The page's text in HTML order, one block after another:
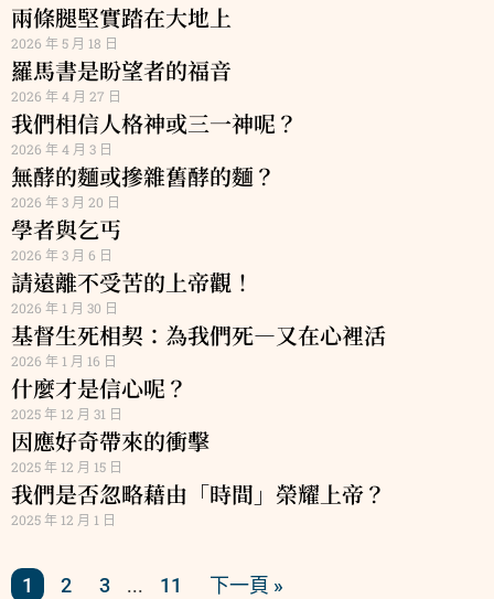
兩條腿堅實踏在大地上
2026 年 5 月 18 日
羅馬書是盼望者的福音
2026 年 4 月 27 日
我們相信人格神或三一神呢？
2026 年 4 月 3 日
無酵的麵或摻雜舊酵的麵？
2026 年 3 月 20 日
學者與乞丐
2026 年 3 月 6 日
請遠離不受苦的上帝觀！
2026 年 1 月 30 日
基督生死相契：為我們死—又在心裡活
2026 年 1 月 16 日
什麼才是信心呢？
2025 年 12 月 31 日
因應好奇帶來的衝擊
2025 年 12 月 15 日
我們是否忽略藉由「時間」榮耀上帝？
2025 年 12 月 1 日
1 2 3 ... 11 下一頁 »